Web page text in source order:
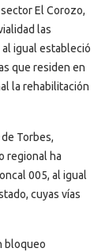
El Corozo,
las
igual estableció
que residen en
la rehabilitación
Torbes,
regional ha
005, al igual
cuyas vías
bloqueo